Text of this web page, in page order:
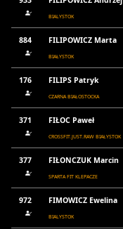
BIALYSTOK
884 FILIPOWICZ Marta
BIAŁYSTOK
176 FILIPS Patryk
CZARNA BIAŁOSTOCKA
371 FIŁOC Paweł
CROSSFIT.JUST.RAW BIAŁYSTOK
377 FIŁONCZUK Marcin
SPARTA FIT KLEPACZE
972 FIMOWICZ Ewelina
BIALYSTOK